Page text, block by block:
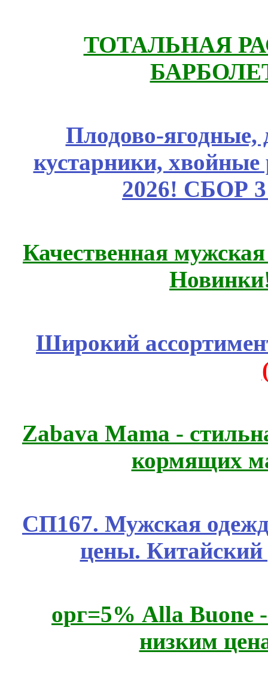
ТОТАЛЬНАЯ
Плодово-ягодные,
кустарники,
2026! СБОР
Качественная
Широкий
Zabava Mama -
кормящих
СП167. Мужская
цены.
орг=5% Alla Buone
низким